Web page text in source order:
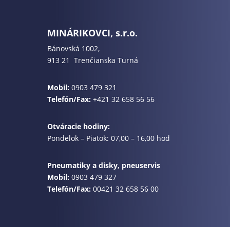
MINÁRIKOVCI, s.r.o.
Bánovská 1002,
913 21 Trenčianska Turná
Mobil: 0903 479 321
Telefón/Fax:+421 32 658 56 56
Otváracie hodiny:
Pondelok – Piatok: 07,00 – 16,00 hod
Pneumatiky a disky, pneuservis
Mobil: 0903 479 327
Telefón/Fax:00421 32 658 56 00